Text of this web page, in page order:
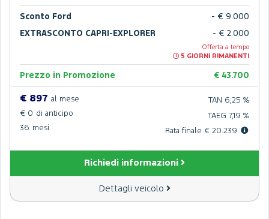
Sconto Ford - € 9.000
EXTRASCONTO CAPRI-EXPLORER - € 2.000
Offerta a tempo
5 GIORNI RIMANENTI
Prezzo in Promozione € 43.700
€ 897 al mese
€ 0 di anticipo
36 mesi
TAN 6,25 %
TAEG 7,19 %
Rata finale € 20.239
Richiedi informazioni
Dettagli veicolo